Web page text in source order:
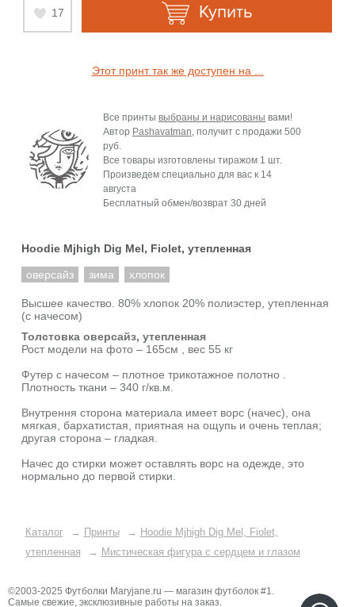
17 Купить
Этот принт так же доступен на ...
Все принты выбраны и нарисованы вами!
Автор Pashavatman, получит с продажи 500
руб.
Все товары изготовлены тиражом 1 шт.
Произведем специально для вас к 14
августа
Бесплатный обмен/возврат 30 дней
Hoodie Mjhigh Dig Mel, Fiolet, утепленная
оверсайз зима хлопок
Высшее качество. 80% хлопок 20% полиэстер, утепленная
(с начесом)
Толстовка оверсайз, утепленная
Рост модели на фото – 165см , вес 55 кг
Футер с начесом – плотное трикотажное полотно .
Плотность ткани – 340 г/кв.м.
Внутрення сторона материала имеет ворс (начес), она
мягкая, бархатистая, приятная на ощупь и очень теплая;
другая сторона – гладкая.
Начес до стирки может оставлять ворс на одежде, это
нормально до первой стирки.
Каталог → Принты → Hoodie Mjhigh Dig Mel, Fiolet,
утепленная
→ Мистическая фигура с сердцем и глазом
©2003-2025 Футболки Maryjane.ru — магазин футболок #1.
Самые свежие, эксклюзивные работы на заказ.